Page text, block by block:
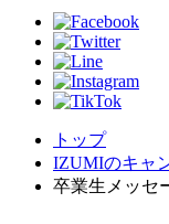
トップ
IZUMIのキャ
卒業生メッセ